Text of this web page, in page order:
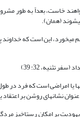
خاست، بعداً به طور
(همان).
این است که خداوند
تثنیه، 32: 39)
نشانه‏ای روشن بر